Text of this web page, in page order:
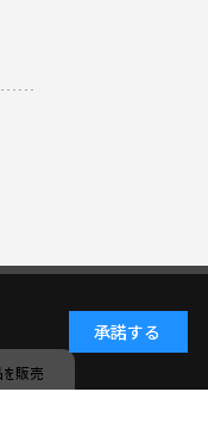
承諾する